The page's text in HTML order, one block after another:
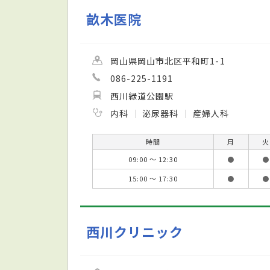
畝木医院
岡山県岡山市北区平和町1-1
086-225-1191
西川緑道公園駅
内科
泌尿器科 産婦人科
時間 月 火
09:00 ～ 12:30
● ●
15:00 ～ 17:30
● ●
西川クリニック